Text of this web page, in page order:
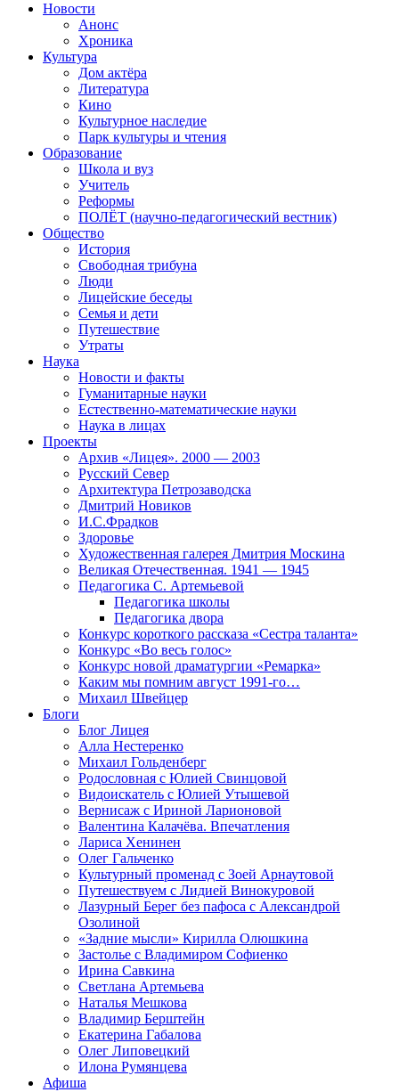
Новости
Анонс
Хроника
Культура
Дом актёра
Литература
Кино
Культурное наследие
Парк культуры и чтения
Образование
Школа и вуз
Учитель
Реформы
ПОЛЁТ (научно-педагогический вестник)
Общество
История
Свободная трибуна
Люди
Лицейские беседы
Семья и дети
Путешествие
Утраты
Наука
Новости и факты
Гуманитарные науки
Естественно-математические науки
Наука в лицах
Проекты
Архив «Лицея». 2000 — 2003
Русский Север
Архитектура Петрозаводска
Дмитрий Новиков
И.С.Фрадков
Здоровье
Художественная галерея Дмитрия Москина
Великая Отечественная. 1941 — 1945
Педагогика С. Артемьевой
Педагогика школы
Педагогика двора
Конкурс короткого рассказа «Сестра таланта»
Конкурс «Во весь голос»
Конкурс новой драматургии «Ремарка»
Каким мы помним август 1991-го…
Михаил Швейцер
Блоги
Блог Лицея
Алла Нестеренко
Михаил Гольденберг
Родословная с Юлией Свинцовой
Видоискатель с Юлией Утышевой
Вернисаж с Ириной Ларионовой
Валентина Калачёва. Впечатления
Лариса Хенинен
Олег Гальченко
Культурный променад с Зоей Арнаутовой
Путешествуем с Лидией Винокуровой
Лазурный Берег без пафоса с Александрой
Озолиной
«Задние мысли» Кирилла Олюшкина
Застолье с Владимиром Софиенко
Ирина Савкина
Светлана Артемьева
Наталья Мешкова
Владимир Берштейн
Екатерина Габалова
Олег Липовецкий
Илона Румянцева
Афиша